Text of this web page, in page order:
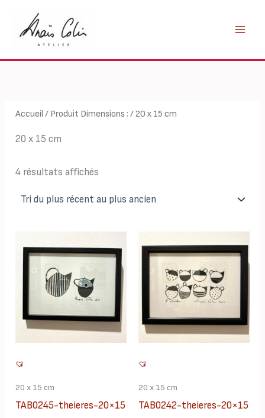
Accueil / Produit Dimensions : / 20 x 15 cm
20 x 15 cm
4 résultats affichés
récent
ancien
20 x 15 cm
TAB0245-theieres-20×15
20 x 15 cm
TAB0242-theieres-20×15